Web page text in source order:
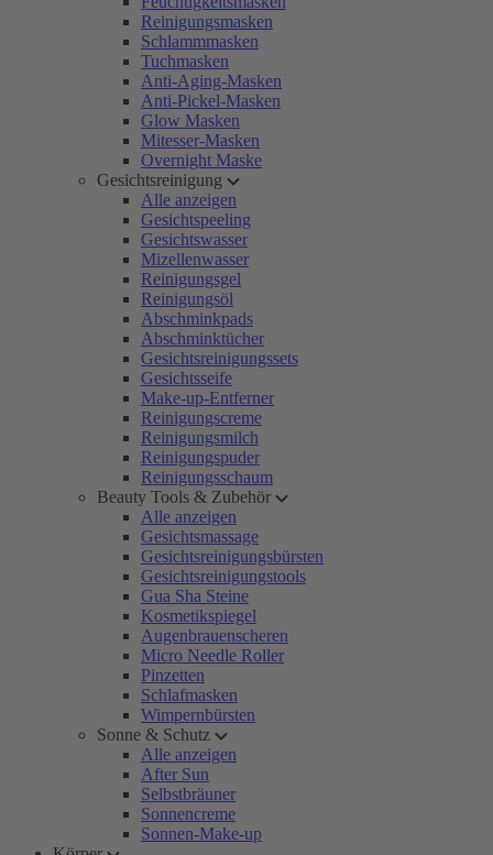
Reinigungsmasken
Schlammmasken
Tuchmasken
Anti-Aging-Masken
Anti-Pickel-Masken
Glow Masken
Mitesser-Masken
Overnight Maske
Gesichtsreinigung
Alle anzeigen
Gesichtspeeling
Gesichtswasser
Mizellenwasser
Reinigungsgel
Reinigungsöl
Abschminkpads
Abschminktücher
Gesichtsreinigungssets
Gesichtsseife
Make-up-Entferner
Reinigungscreme
Reinigungsmilch
Reinigungspuder
Reinigungsschaum
Beauty Tools & Zubehör
Alle anzeigen
Gesichtsmassage
Gesichtsreinigungsbürsten
Gesichtsreinigungstools
Gua Sha Steine
Kosmetikspiegel
Augenbrauenscheren
Micro Needle Roller
Pinzetten
Schlafmasken
Wimpernbürsten
Sonne & Schutz
Alle anzeigen
After Sun
Selbstbräuner
Sonnencreme
Sonnen-Make-up